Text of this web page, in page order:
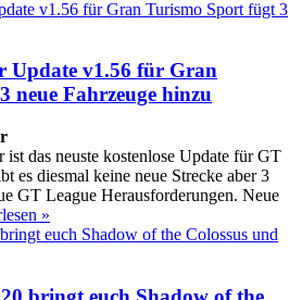
Update v1.56 für Gran
neue Fahrzeuge hinzu
das neuste kostenlose Update für GT
es diesmal keine neue Strecke aber 3
GT League Herausforderungen. Neue
»